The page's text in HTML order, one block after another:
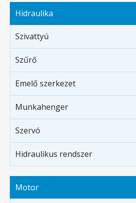
Hidraulika
Szivattyú
Szűrő
Emelő szerkezet
Munkahenger
Szervó
Hidraulikus rendszer
Motor